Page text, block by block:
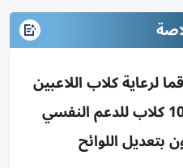
لرعاية كلاب اللاعبين
والـVIP بعد اصطحاب 10 كلاب للدعم النفسي
بتعديل اللوائح